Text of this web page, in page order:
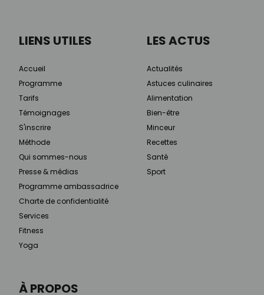
À PROPOS
LIENS UTILES
Accueil
Programme
Tarifs
Témoignages
S'inscrire
Méthode
Qui sommes-nous
Presse & médias
Programme ambassadrice
Charte de confidentialité
Services
Fitness
Yoga
LES ACTUS
Actualités
Astuces culinaires
Alimentation
Bien-être
Minceur
Recettes
Santé
Sport